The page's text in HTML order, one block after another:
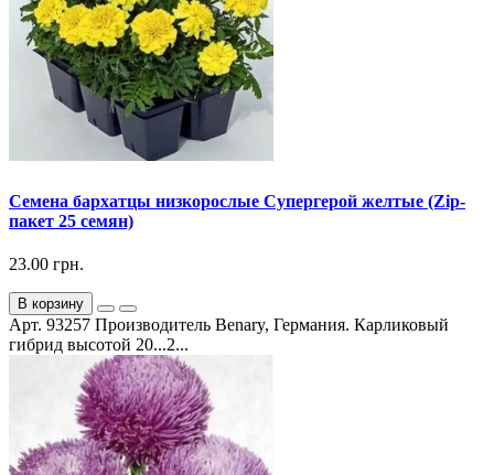
Семена бархатцы низкорослые Супергерой желтые (Zip-
пакет 25 семян)
23.00 грн.
В корзину
Арт. 93257 Производитель Benary, Германия. Карликовый
гибрид высотой 20...2...